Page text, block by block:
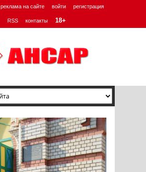
реклама на сайте войти регистрация
RSS контакты 18+